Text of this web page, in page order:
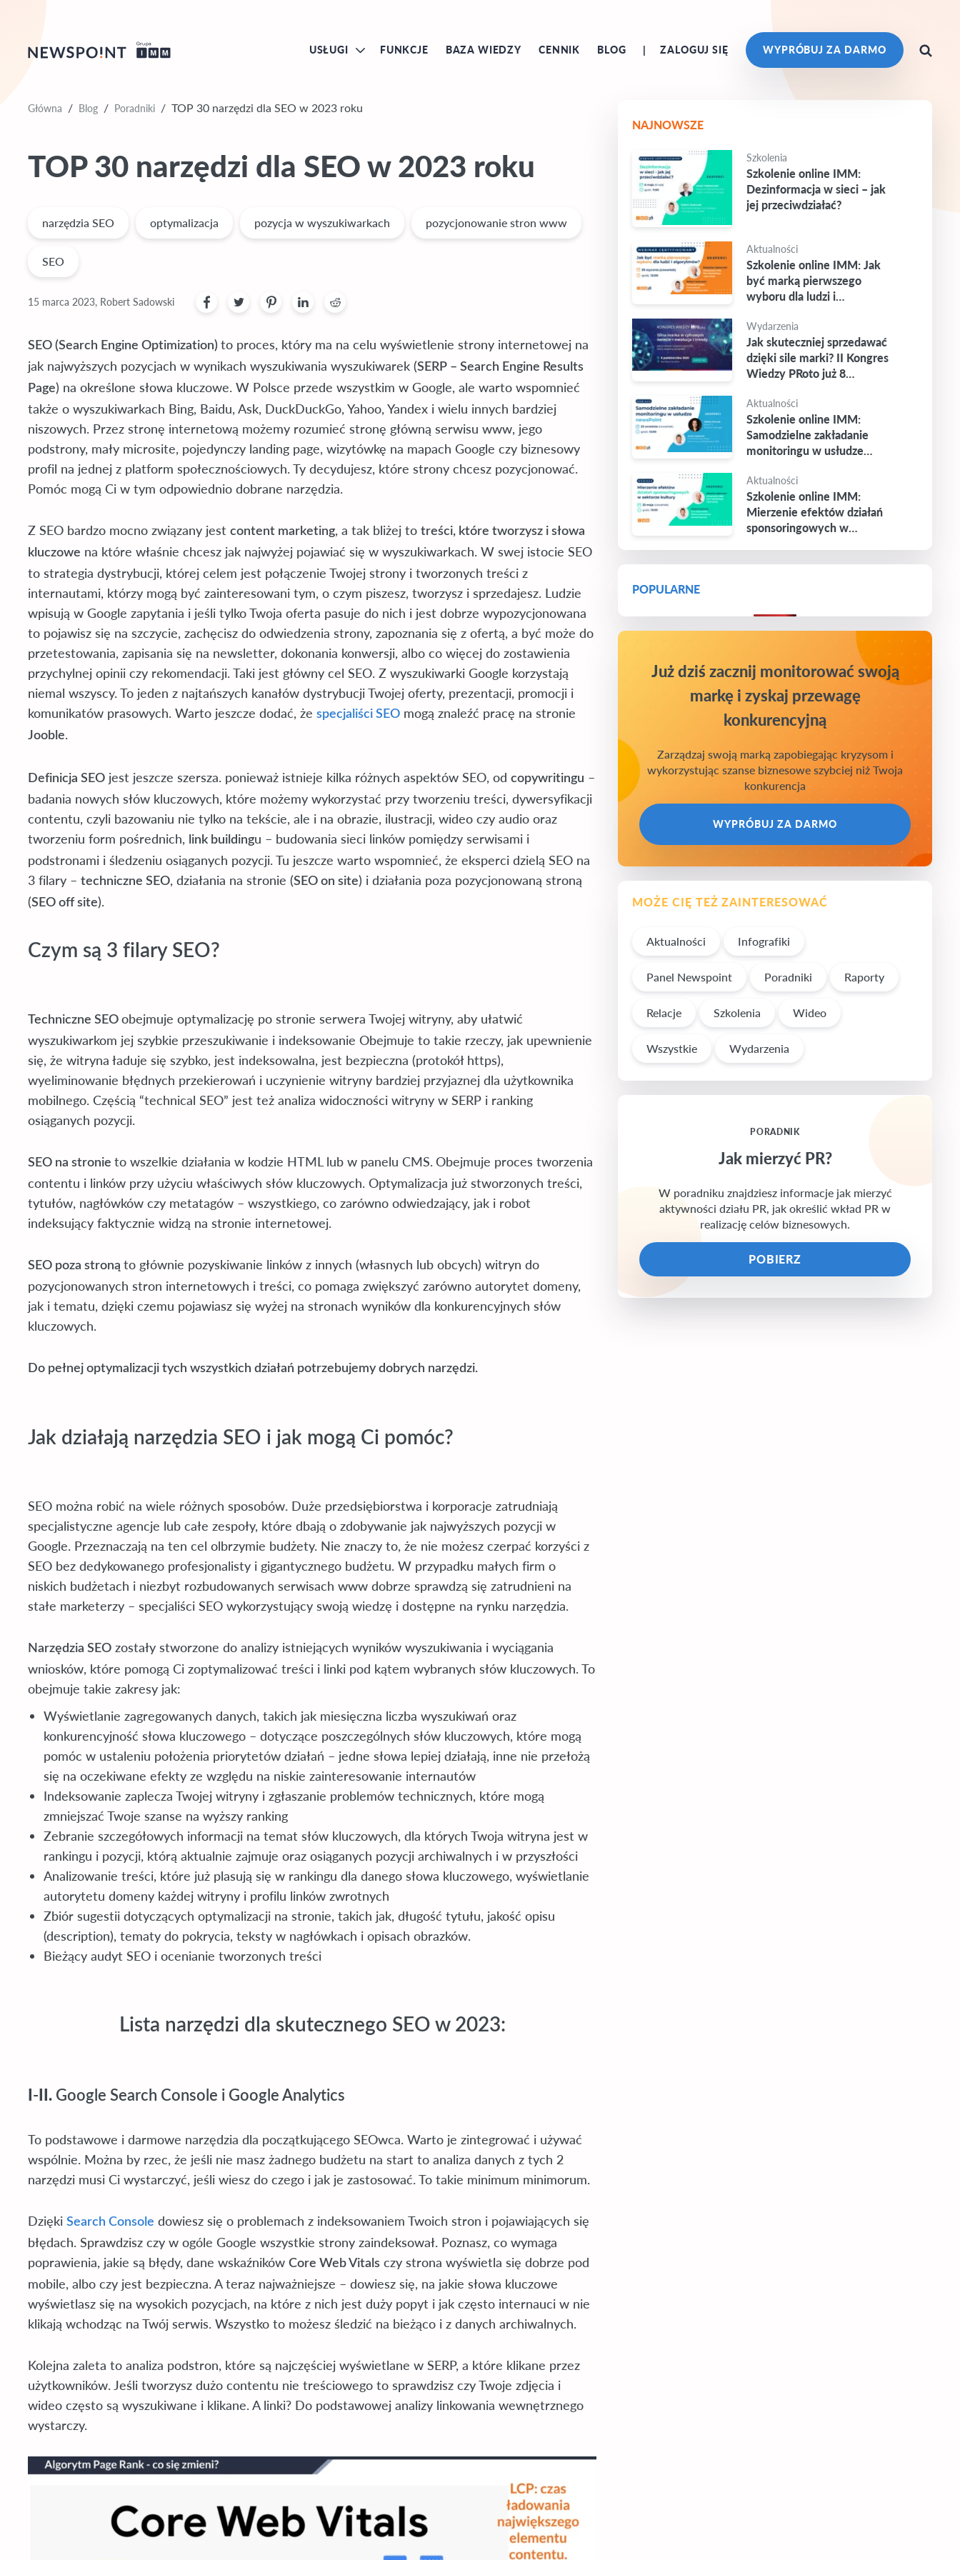
USŁUGI FUNKCJE BAZA WIEDZY CENNIK BLOG ZALOGUJ SIĘ WYPRÓBUJ ZA DARMO
Główna / Blog / Poradniki / TOP 30 narzędzi dla SEO w 2023 roku
TOP 30 narzędzi dla SEO w 2023 roku
narzędzia SEO optymalizacja pozycja w wyszukiwarkach pozycjonowanie stron www
SEO
15 marca 2023, Robert Sadowski
SEO (Search Engine Optimization) to proces, który ma na celu wyświetlenie strony internetowej na
jak najwyższych pozycjach w wynikach wyszukiwania wyszukiwarek (SERP – Search Engine Results
Page) na określone słowa kluczowe. W Polsce przede wszystkim w Google, ale warto wspomnieć
także o wyszukiwarkach Bing, Baidu, Ask, DuckDuckGo, Yahoo, Yandex i wielu innych bardziej
niszowych. Przez stronę internetową możemy rozumieć stronę główną serwisu www, jego
podstrony, mały microsite, pojedynczy landing page, wizytówkę na mapach Google czy biznesowy
profil na jednej z platform społecznościowych. Ty decydujesz, które strony chcesz pozycjonować.
Pomóc mogą Ci w tym odpowiednio dobrane narzędzia.
Z SEO bardzo mocno związany jest content marketing, a tak bliżej to treści, które tworzysz i słowa
kluczowe na które właśnie chcesz jak najwyżej pojawiać się w wyszukiwarkach. W swej istocie SEO
to strategia dystrybucji, której celem jest połączenie Twojej strony i tworzonych treści z
internautami, którzy mogą być zainteresowani tym, o czym piszesz, tworzysz i sprzedajesz. Ludzie
wpisują w Google zapytania i jeśli tylko Twoja oferta pasuje do nich i jest dobrze wypozycjonowana
to pojawisz się na szczycie, zachęcisz do odwiedzenia strony, zapoznania się z ofertą, a być może do
przetestowania, zapisania się na newsletter, dokonania konwersji, albo co więcej do zostawienia
przychylnej opinii czy rekomendacji. Taki jest główny cel SEO. Z wyszukiwarki Google korzystają
niemal wszyscy. To jeden z najtańszych kanałów dystrybucji Twojej oferty, prezentacji, promocji i
komunikatów prasowych. Warto jeszcze dodać, że specjaliści SEO mogą znaleźć pracę na stronie
Jooble.
Definicja SEO jest jeszcze szersza. ponieważ istnieje kilka różnych aspektów SEO, od copywritingu –
badania nowych słów kluczowych, które możemy wykorzystać przy tworzeniu treści, dywersyfikacji
contentu, czyli bazowaniu nie tylko na tekście, ale i na obrazie, ilustracji, wideo czy audio oraz
tworzeniu form pośrednich,
link buildingu – budowania sieci linków pomiędzy serwisami i
podstronami i śledzeniu osiąganych pozycji. Tu jeszcze warto wspomnieć, że eksperci dzielą SEO na
3 filary – techniczne SEO, działania na stronie (SEO on site) i działania poza pozycjonowaną stroną
(SEO off site).
Czym są 3 filary SEO?
Techniczne SEO obejmuje optymalizację po stronie serwera Twojej witryny, aby ułatwić
wyszukiwarkom jej szybkie przeszukiwanie i indeksowanie Obejmuje to takie rzeczy, jak upewnienie
się, że witryna ładuje się szybko, jest indeksowalna, jest bezpieczna (protokół https),
wyeliminowanie błędnych przekierowań i uczynienie witryny bardziej przyjaznej dla użytkownika
mobilnego. Częścią “technical SEO” jest też analiza widoczności witryny w SERP i ranking
osiąganych pozycji.
SEO na stronie to wszelkie działania w kodzie HTML lub w panelu CMS.Obejmuje proces tworzenia
contentu i linków przy użyciu właściwych słów kluczowych. Optymalizacja już stworzonych treści,
tytułów, nagłówków czy metatagów – wszystkiego, co zarówno odwiedzający, jak i robot
indeksujący faktycznie widzą na stronie internetowej.
SEO poza stroną to głównie pozyskiwanie linków z innych (własnych lub obcych) witryn do
pozycjonowanych stron internetowych i treści, co pomaga zwiększyć zarówno autorytet domeny,
jak i tematu, dzięki czemu pojawiasz się wyżej na stronach wyników dla konkurencyjnych słów
kluczowych.
Do pełnej optymalizacji tych wszystkich działań potrzebujemy dobrych narzędzi.
Jak działają narzędzia SEO i jak mogą Ci pomóc?
SEO można robić na wiele różnych sposobów. Duże przedsiębiorstwa i korporacje zatrudniają
specjalistyczne agencje lub całe zespoły, które dbają o zdobywanie jak najwyższych pozycji w
Google. Przeznaczają na ten cel olbrzymie budżety. Nie znaczy to, że nie możesz czerpać korzyści z
SEO bez dedykowanego profesjonalisty i gigantycznego budżetu. W przypadku małych firm o
niskich budżetach i niezbyt rozbudowanych serwisach www dobrze sprawdzą się zatrudnieni na
stałe marketerzy – specjaliści SEO wykorzystujący swoją wiedzę i dostępne na rynku narzędzia.
Narzędzia SEO zostały stworzone do analizy istniejących wyników wyszukiwania i wyciągania
wniosków, które pomogą Ci zoptymalizować treści i linki pod kątem wybranych słów kluczowych. To
obejmuje takie zakresy jak:
Wyświetlanie zagregowanych danych, takich jak miesięczna liczba wyszukiwań oraz
konkurencyjność słowa kluczowego – dotyczące poszczególnych słów kluczowych, które mogą
pomóc w ustaleniu położenia priorytetów działań – jedne słowa lepiej działają, inne nie przełożą
się na oczekiwane efekty ze względu na niskie zainteresowanie internautów
Indeksowanie zaplecza Twojej witryny i zgłaszanie problemów technicznych, które mogą
zmniejszać Twoje szanse na wyższy ranking
Zebranie szczegółowych informacji na temat słów kluczowych, dla których Twoja witryna jest w
rankingu i pozycji, którą aktualnie zajmuje oraz osiąganych pozycji archiwalnych i w przyszłości
Analizowanie treści, które już plasują się w rankingu dla danego słowa kluczowego, wyświetlanie
autorytetu domeny każdej witryny i profilu linków zwrotnych
Zbiór sugestii dotyczących optymalizacji na stronie, takich jak, długość tytułu, jakość opisu
(description), tematy do pokrycia, teksty w nagłówkach i opisach obrazków.
Bieżący audyt SEO i ocenianie tworzonych treści
Lista narzędzi dla skutecznego SEO w 2023:
I-II. Google Search Console i Google Analytics
To podstawowe i darmowe narzędzia dla początkującego SEOwca. Warto je zintegrować i używać
wspólnie. Można by rzec, że jeśli nie masz żadnego budżetu na start to analiza danych z tych 2
narzędzi musi Ci wystarczyć, jeśli wiesz do czego i jak je zastosować. To takie minimum minimorum.
Dzięki Search Console dowiesz się o problemach z indeksowaniem Twoich stron i pojawiających się
błędach. Sprawdzisz czy w ogóle Google wszystkie strony zaindeksował. Poznasz, co wymaga
poprawienia, jakie są błędy, dane wskaźników Core Web Vitals czy strona wyświetla się dobrze pod
mobile, albo czy jest bezpieczna. A teraz najważniejsze – dowiesz się, na jakie słowa kluczowe
wyświetlasz się na wysokich pozycjach, na które z nich jest duży popyt i jak często internauci w nie
klikają wchodząc na Twój serwis. Wszystko to możesz śledzić na bieżąco i z danych archiwalnych.
Kolejna zaleta to analiza podstron, które są najczęściej wyświetlane w SERP, a które klikane przez
użytkowników. Jeśli tworzysz dużo contentu nie treściowego to sprawdzisz czy Twoje zdjęcia i
wideo często są wyszukiwane i klikane. A linki? Do podstawowej analizy linkowania wewnętrznego
wystarczy.
NAJNOWSZE
Szkolenia
Szkolenie online IMM:
Dezinformacja w sieci – jak
jej przeciwdziałać?
Aktualności
Szkolenie online IMM: Jak
być marką pierwszego
wyboru dla ludzi i
Wydarzenia
Jak skuteczniej sprzedawać
dzięki sile marki? II Kongres
Wiedzy PRoto już 8
Aktualności
Szkolenie online IMM:
Samodzielne zakładanie
monitoringu w usłudze
Aktualności
Szkolenie online IMM:
Mierzenie efektów działań
sponsoringowych w
POPULARNE
Już dziś zacznij monitorować swoją
markę i zyskaj przewagę
konkurencyjną
Zarządzaj swoją marką zapobiegając kryzysom i
wykorzystując szanse biznesowe szybciej niż Twoja
konkurencja
WYPRÓBUJ ZA DARMO
MOŻE CIĘ TEŻ ZAINTERESOWAĆ
Aktualności Infografiki
Panel Newspoint Poradniki Raporty
Relacje Szkolenia Wideo
Wszystkie Wydarzenia
PORADNIK
Jak mierzyć PR?
W poradniku znajdziesz informacje jak mierzyć
aktywności działu PR, jak określić wkład PR w
realizację celów biznesowych.
POBIERZ